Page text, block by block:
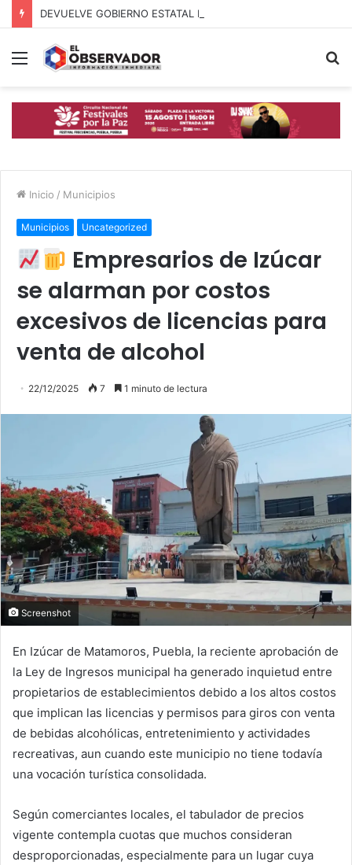
Menú
Inicio / Municipios
Municipios Uncategorized
Empresarios de Izúcar
se alarman por costos
excesivos de licencias para
venta de alcohol
22/12/2025 7 1 minuto de lectura
Screenshot
En Izúcar de Matamoros, Puebla, la reciente aprobación de
la Ley de Ingresos municipal ha generado inquietud entre
propietarios de establecimientos debido a los altos costos
que implican las licencias y permisos para giros con venta
de bebidas alcohólicas, entretenimiento y actividades
recreativas, aun cuando este municipio no tiene todavía
una vocación turística consolidada.
Según comerciantes locales, el tabulador de precios
vigente contempla cuotas que muchos consideran
desproporcionadas, especialmente para un lugar cuya